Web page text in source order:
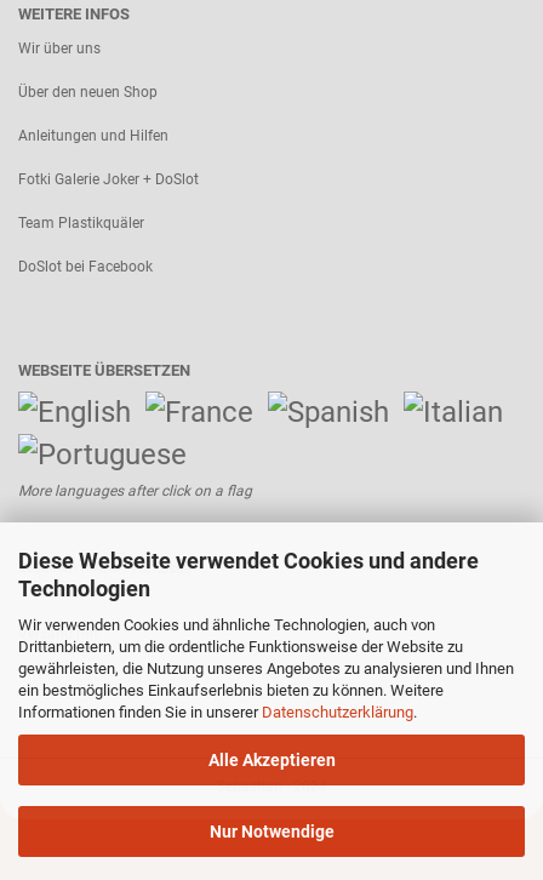
Diese Webseite verwendet Cookies und andere
Technologien
Wir verwenden Cookies und ähnliche Technologien, auch von
Drittanbietern, um die ordentliche Funktionsweise der Website zu
gewährleisten, die Nutzung unseres Angebotes zu analysieren und Ihnen
ein bestmögliches Einkaufserlebnis bieten zu können. Weitere
Informationen finden Sie in unserer Datenschutzerklärung.
Alle Akzeptieren
Nur Notwendige
WEITERE INFOS
Wir über uns
Über den neuen Shop
Anleitungen und Hilfen
Fotki Galerie Joker + DoSlot
Team Plastikquäler
DoSlot bei Facebook
WEBSEITE ÜBERSETZEN
More languages after click on a flag
Bezahlen mit:
Versand mit:
Sebastian - 2024